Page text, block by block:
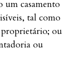
um casamento
tal como
ou
ou